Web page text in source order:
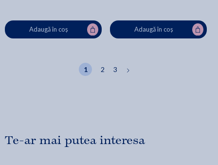
Adaugă în coș Adaugă în coș
1 2 3
Te-ar mai putea interesa